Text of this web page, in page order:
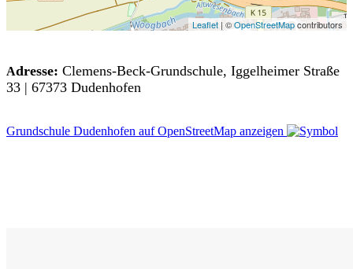
Leaflet | ©OpenStreetMapcontributors
Adresse: Clemens-Beck-Grundschule, Iggelheimer Straße
33 | 67373 Dudenhofen
Grundschule Dudenhofen auf OpenStreetMap anzeigen